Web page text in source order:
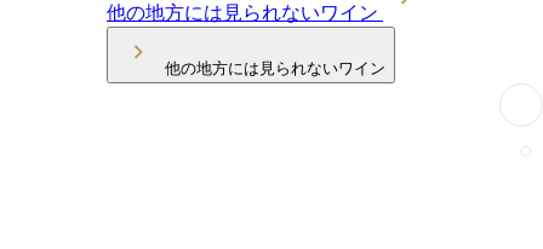
他の地方には見られないワイン
他の地方には見られないワイン